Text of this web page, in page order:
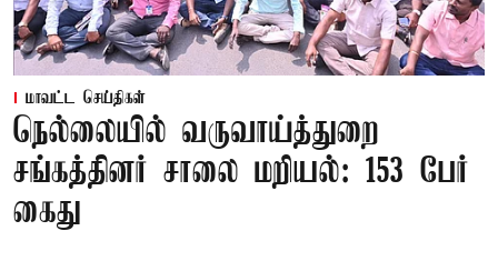
மாவட்ட செய்திகள்
நெல்லையில் வருவாய்த்துறை
சங்கத்தினர் சாலை மறியல்: 153 பேர்
கைது